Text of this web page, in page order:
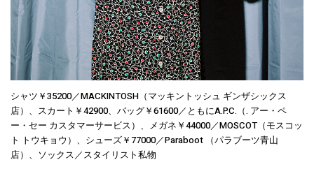
シャツ￥35200／MACKINTOSH（マッキントッシュ ギンザシックス
店）、スカート￥42900、バッグ￥61600／ともにA.P.C.（. アー・ペ
ー・セー カスタマーサービス）、メガネ￥44000／MOSCOT（モスコッ
ト トウキョウ）、シューズ￥77000／Paraboot （パラブーツ青山
店）、ソックス／スタイリスト私物